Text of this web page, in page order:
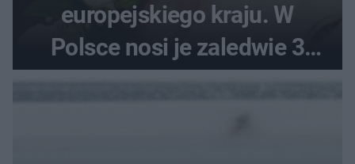
europejskiego kraju. W
Polsce nosi je zaledwie 3
kobiety